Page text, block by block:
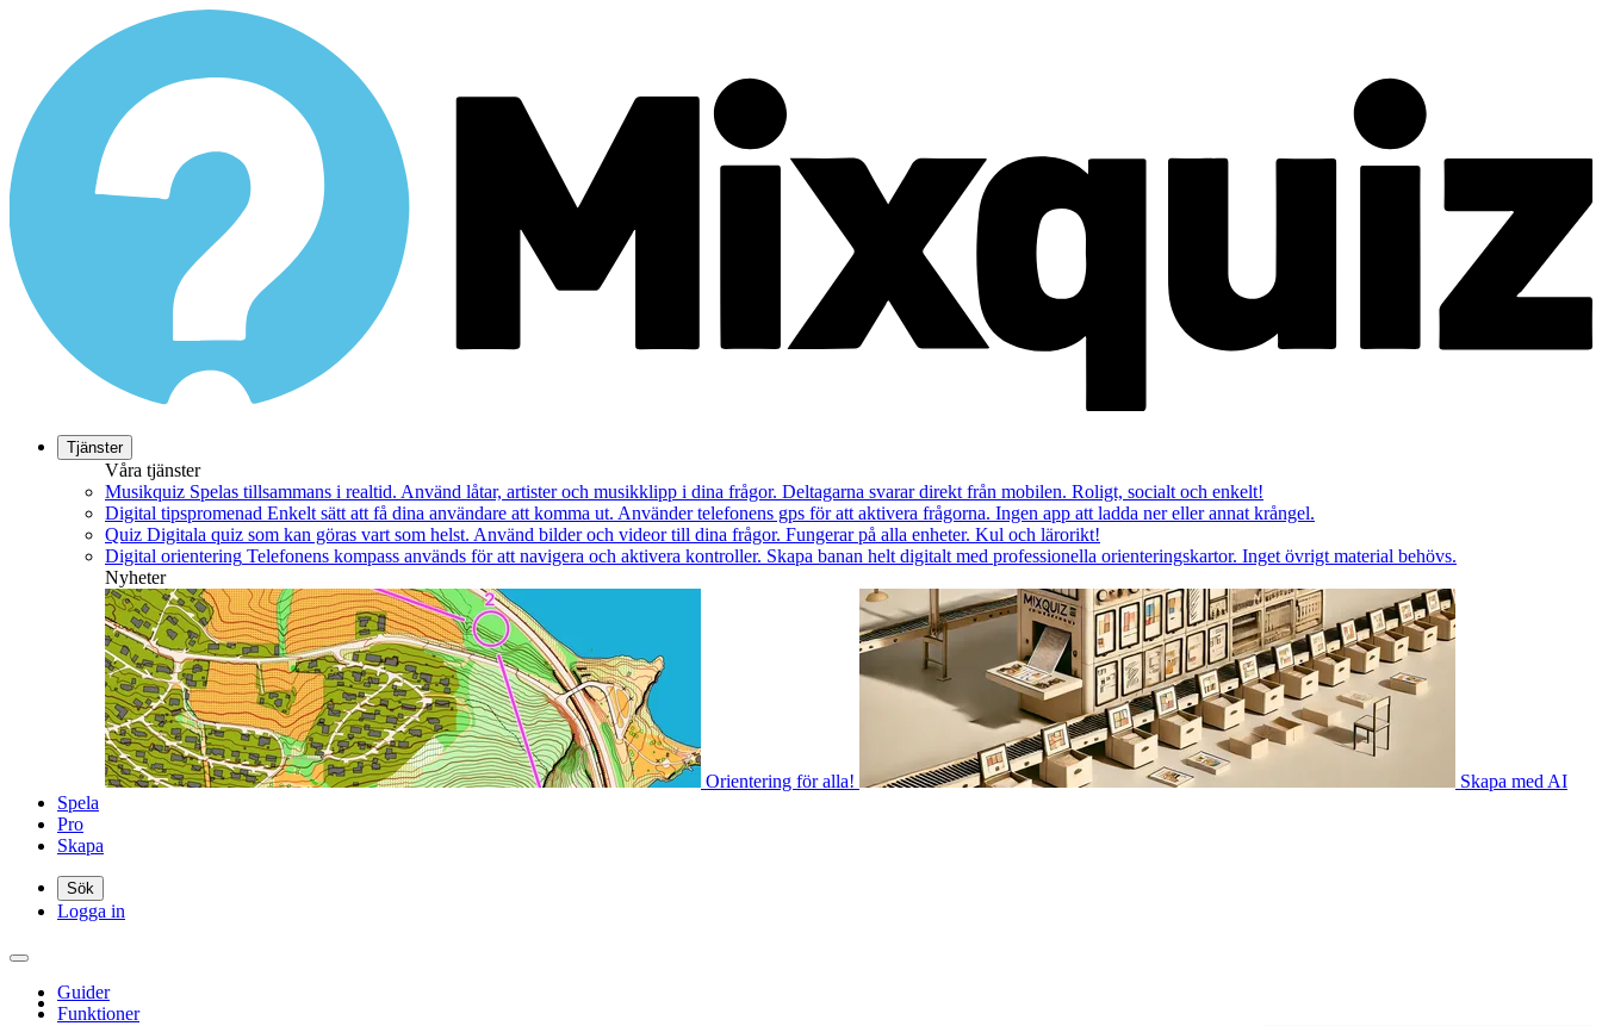
Tjänster
Våra tjänster
Musikquiz Spelas tillsammans i realtid. Använd låtar, artister och musikklipp i dina frågor. Deltagarna svarar direkt från mobilen. Roligt, socialt och enkelt!
Digital tipspromenad Enkelt sätt att få dina användare att komma ut. Använder telefonens gps för att aktivera frågorna. Ingen app att ladda ner eller annat krångel.
Quiz Digitala quiz som kan göras vart som helst. Använd bilder och videor till dina frågor. Fungerar på alla enheter. Kul och lärorikt!
Digital orientering Telefonens kompass används för att navigera och aktivera kontroller. Skapa banan helt digitalt med professionella orienteringskartor. Inget övrigt material behövs.
Nyheter
Orientering för alla!
Skapa med AI
Spela
Pro
Skapa
Sök
Logga in
Guider
Funktioner